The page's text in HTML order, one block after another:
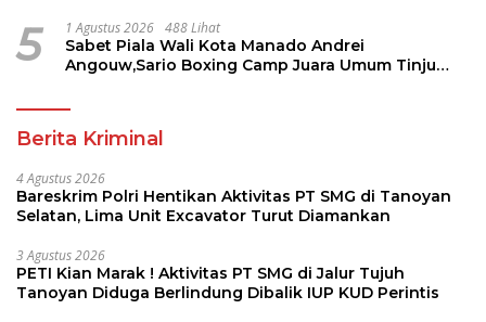
5 1 Agustus 2026 488 Lihat
Sabet Piala Wali Kota Manado Andrei
Angouw,Sario Boxing Camp Juara Umum Tinju
Berita Kriminal
4 Agustus 2026
Bareskrim Polri Hentikan Aktivitas PT SMG di Tanoyan
Selatan, Lima Unit Excavator Turut Diamankan
3 Agustus 2026
PETI Kian Marak ! Aktivitas PT SMG di Jalur Tujuh
Tanoyan Diduga Berlindung Dibalik IUP KUD Perintis